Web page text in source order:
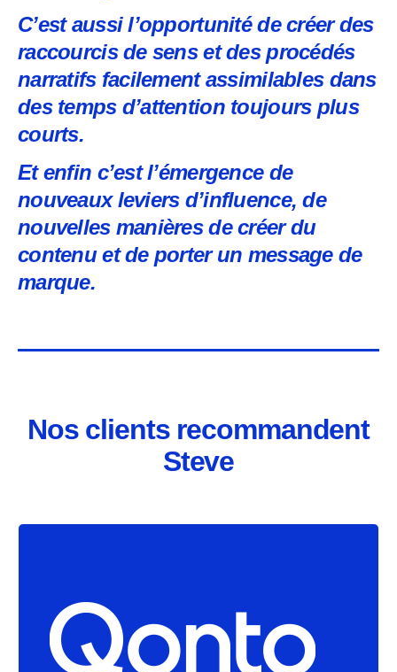
C’est aussi l’opportunité de créer des
raccourcis de sens et des procédés
narratifs facilement assimilables dans
des temps d’attention toujours plus
courts.
Et enfin c’est l’émergence de
nouveaux leviers d’influence, de
nouvelles manières de créer du
contenu et de porter un message de
marque.
Nos clients recommandent
Steve